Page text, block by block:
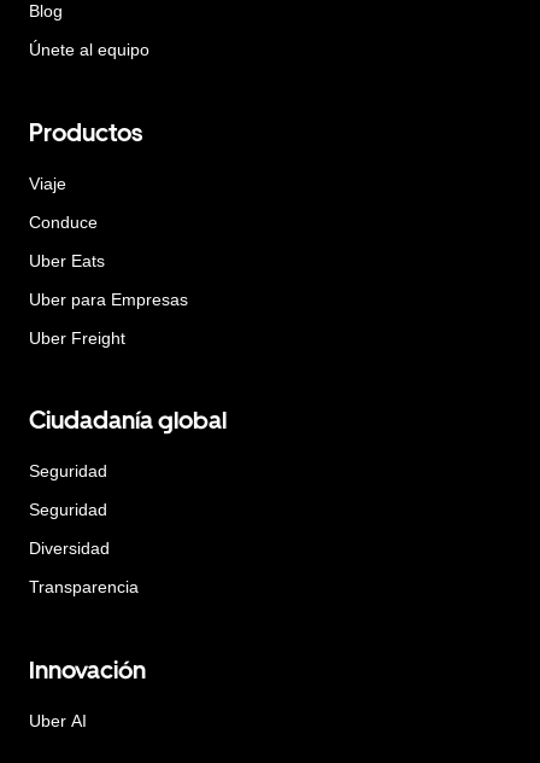
Blog
Únete al equipo
Productos
Viaje
Conduce
Uber Eats
Uber para Empresas
Uber Freight
Ciudadanía global
Seguridad
Seguridad
Diversidad
Transparencia
Innovación
Uber AI